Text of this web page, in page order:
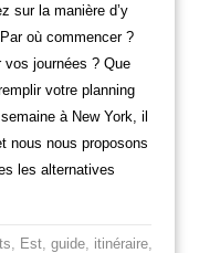
sur la manière d’y
où commencer ?
vos journées ? Que
votre planning
à New York, il
nous nous proposons
les alternatives
Est, guide, itinéraire,